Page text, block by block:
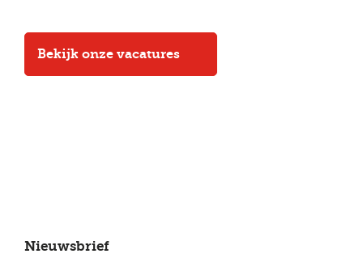
Bekijk onze vacatures
Nieuwsbrief